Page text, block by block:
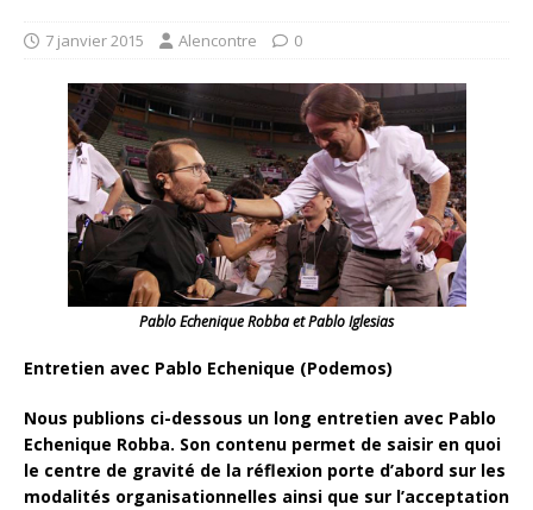
7 janvier 2015 Alencontre 0
Pablo Echenique Robba et Pablo Iglesias
Entretien avec Pablo Echenique (Podemos)
Nous publions ci-dessous un long entretien avec Pablo
Echenique Robba. Son contenu permet de saisir en quoi
le centre de gravité de la réflexion porte d’abord sur les
modalités organisationnelles ainsi que sur l’acceptation